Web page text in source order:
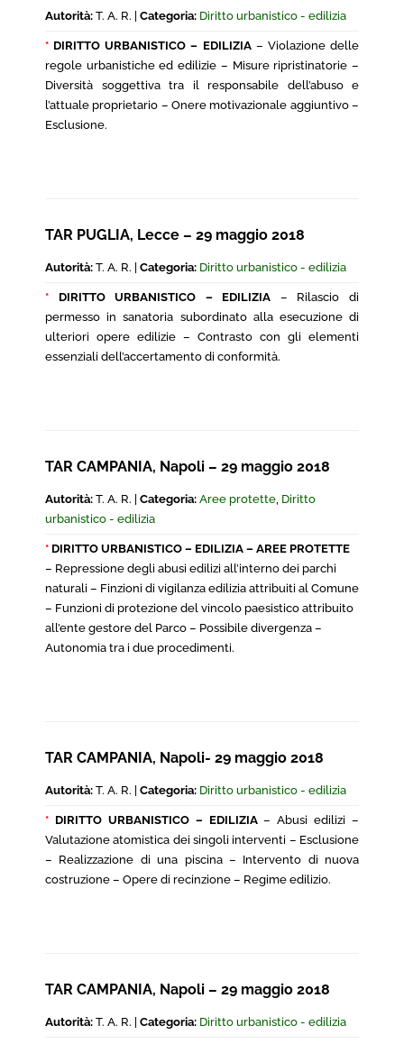
Autorità: T. A. R. | Categoria: Diritto urbanistico - edilizia
* DIRITTO URBANISTICO – EDILIZIA– Violazione delle
regole urbanistiche ed edilizie – Misure ripristinatorie –
Diversità soggettiva tra il responsabile dell’abuso e
l’attuale proprietario – Onere motivazionale aggiuntivo –
Esclusione.
TAR PUGLIA, Lecce – 29 maggio 2018
Autorità: T. A. R. | Categoria: Diritto urbanistico - edilizia
* DIRITTO URBANISTICO – EDILIZIA – Rilascio di
permesso in sanatoria subordinato alla esecuzione di
ulteriori opere edilizie – Contrasto con gli elementi
essenziali dell’accertamento di conformità.
TAR CAMPANIA, Napoli – 29 maggio 2018
Autorità: T. A. R. | Categoria: Aree protette, Diritto
urbanistico - edilizia
* DIRITTO URBANISTICO – EDILIZIA – AREE PROTETTE
– Repressione degli abusi edilizi all’interno dei parchi
naturali – Finzioni di vigilanza edilizia attribuiti al Comune
– Funzioni di protezione del vincolo paesistico attribuito
all’ente gestore del Parco – Possibile divergenza –
Autonomia tra i due procedimenti.
TAR CAMPANIA, Napoli- 29 maggio 2018
Autorità: T. A. R. | Categoria: Diritto urbanistico - edilizia
* DIRITTO URBANISTICO – EDILIZIA– Abusi edilizi –
Valutazione atomistica dei singoli interventi – Esclusione
– Realizzazione di una piscina – Intervento di nuova
costruzione – Opere di recinzione – Regime edilizio.
TAR CAMPANIA, Napoli – 29 maggio 2018
Autorità: T. A. R. | Categoria: Diritto urbanistico - edilizia